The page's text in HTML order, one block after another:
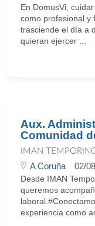
En DomusVi,
como profesional y
trasciende el día a
quieran ejercer ...
Aux.
Comunidad
IMAN
A Coruña 02/
Desde IMAN
queremos
experiencia como